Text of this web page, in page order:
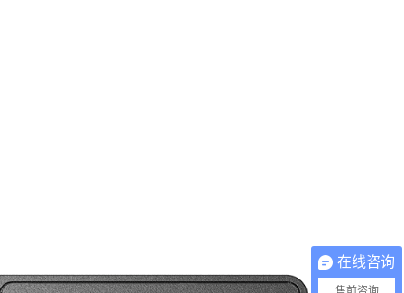
在线咨询